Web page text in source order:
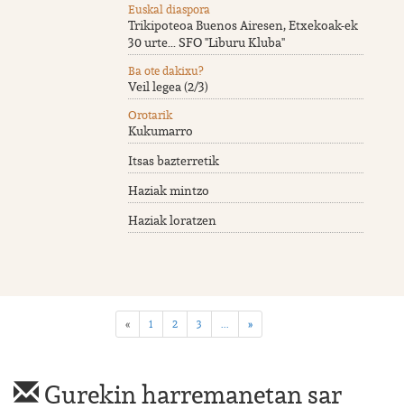
Euskal diaspora
Trikipoteoa Buenos Airesen, Etxekoak-ek
30 urte... SFO "Liburu Kluba"
Ba ote dakixu?
Veil legea (2/3)
Orotarik
Kukumarro
Itsas bazterretik
Haziak mintzo
Haziak loratzen
« 1 2 3 »
Gurekin harremanetan sar